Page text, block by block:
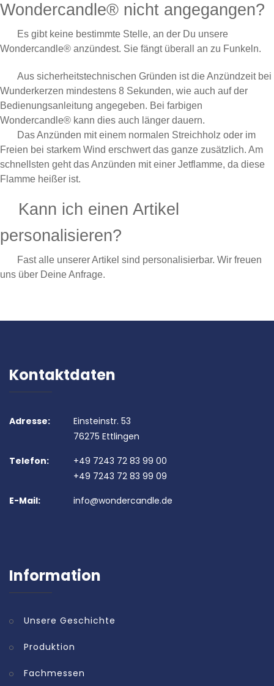
Wondercandle® nicht angegangen?
Es gibt keine bestimmte Stelle, an der Du unsere
Wondercandle® anzündest. Sie fängt überall an zu Funkeln.
Aus sicherheitstechnischen Gründen ist die Anzündzeit bei
Wunderkerzen mindestens 8 Sekunden, wie auch auf der
Bedienungsanleitung angegeben. Bei farbigen
Wondercandle® kann dies auch länger dauern.
Das Anzünden mit einem normalen Streichholz oder im
Freien bei starkem Wind erschwert das ganze zusätzlich. Am
schnellsten geht das Anzünden mit einer Jetflamme, da diese
Flamme heißer ist.
Kann ich einen Artikel
personalisieren?
Fast alle unserer Artikel sind personalisierbar. Wir freuen
uns über Deine Anfrage.
Kontaktdaten
Adresse:
Einsteinstr. 53
76275 Ettlingen
Telefon:
+49 7243 72 83 99 00
+49 7243 72 83 99 09
E-Mail:
info@wondercandle.de
Information
Unsere Geschichte
Produktion
Fachmessen